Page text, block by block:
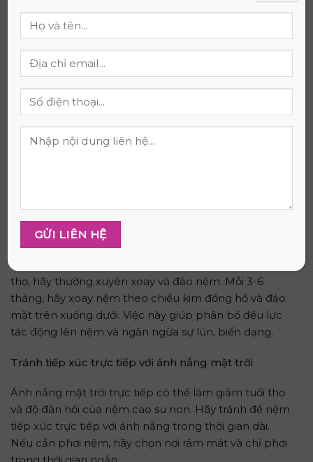
bụi bẩn, vết bẩn và hạn chế sự xuống cấp của nệm.
Hãy chọn ga bảo vệ nệm chất lượng tốt, vừa vặn với
kích thước nệm và thường xuyên giặt ga để đảm bảo
vệ sinh.
Vệ sinh định kỳ
Hãy vệ sinh nệm cao su non định kỳ, ít nhất 2-3 tháng
một lần. Bạn có thể sử dụng máy hút bụi để loại bỏ
Xoay và đảo nệm
Để giúp nệm cao su non giữ được độ đàn hồi và tuổi
thọ, hãy thường xuyên xoay và đảo nệm. Mỗi 3-6
tháng, hãy xoay nệm theo chiều kim đồng hồ và đảo
mặt trên xuống dưới. Việc này giúp phân bố đều lực
tác động lên nệm và ngăn ngừa sự lún, biến dạng.
Tránh tiếp xúc trực tiếp với ánh nắng mặt trời
Ánh nắng mặt trời trực tiếp có thể làm giảm tuổi thọ
và độ đàn hồi của nệm cao su non. Hãy tránh để nệm
tiếp xúc trực tiếp với ánh nắng trong thời gian dài.
Nếu cần phơi nệm, hãy chọn nơi râm mát và chỉ phơi